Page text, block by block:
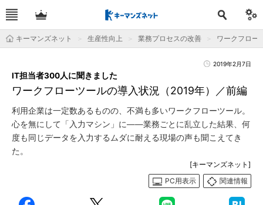
キーマンズネット 生産性向上 業務プロセスの改善 ワークフロー
2019年2月7日
ワークフローツールの導入状況（2019年）／前編
IT担当者300人に聞きました
利用企業は一定数あるものの、不満も多いワークフローツール。
心を無にして「入力マシン」に――業務ごとに乱立した結果、何
度も同じデータを入力するムダに耐える現場の声も聞こえてき
た。
[キーマンズネット]
PC用表示
関連情報